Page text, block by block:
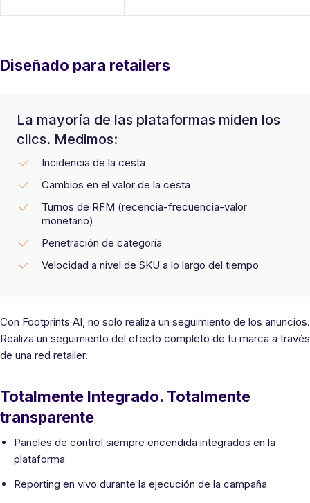
Diseñado para retailers
La mayoría de las plataformas miden los
clics. Medimos:
Incidencia de la cesta
Cambios en el valor de la cesta
Turnos de RFM (recencia-frecuencia-valor
monetario)
Penetración de categoría
Velocidad a nivel de SKU a lo largo del tiempo
Con Footprints AI, no solo realiza un seguimiento de los anuncios.
Realiza un seguimiento del efecto completo de tu marca a través
de una red retailer.
Totalmente Integrado. Totalmente
transparente
Paneles de control siempre encendida integrados en la
plataforma
Reporting en vivo durante la ejecución de la campaña